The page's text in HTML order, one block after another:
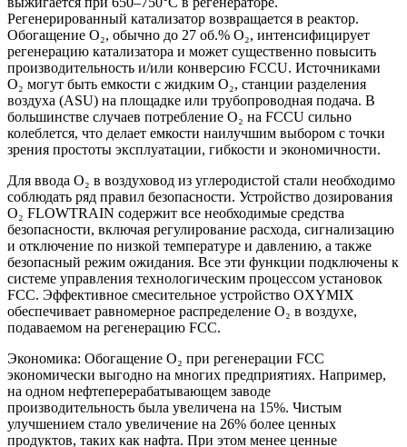
Регенерированный катализатор возвращается в реактор.
Обогащение O₂, обычно до 27 об.% O₂, интенсифицирует
регенерацию катализатора и может существенно повысить
производительность и/или конверсию FCCU. Источниками
O₂ могут быть емкости с жидким O₂, станции разделения
воздуха (ASU) на площадке или трубопроводная подача. В
большинстве случаев потребление O₂ на FCCU сильно
колеблется, что делает емкости наилучшим выбором с точки
зрения простоты эксплуатации, гибкости и экономичности.
Для ввода O₂ в воздуховод из углеродистой стали необходимо
соблюдать ряд правил безопасности. Устройство дозирования
O₂ FLOWTRAIN содержит все необходимые средства
безопасности, включая регулирование расхода, сигнализацию
и отключение по низкой температуре и давлению, а также
безопасный режим ожидания. Все эти функции подключены к
системе управления технологическим процессом установок
FCC. Эффективное смесительное устройство OXYMIX
обеспечивает равномерное распределение O₂ в воздухе,
подаваемом на регенерацию FCC.
Экономика: Обогащение O₂ при регенерации FCC
экономически выгодно на многих предприятиях. Например,
на одном нефтеперерабатывающем заводе
производительность была увеличена на 15%. Чистым
улучшением стало увеличение на 26% более ценных
продуктов, таких как нафта. При этом менее ценные